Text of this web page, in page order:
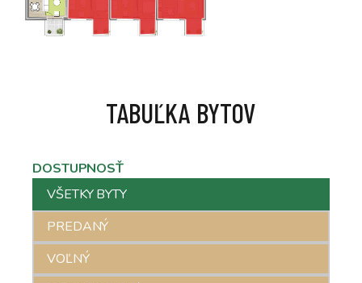
TABUĽKA BYTOV
DOSTUPNOSŤ
DOSTUPNOSŤ
VŠETKY BYTY
PREDANÝ
VOĽNÝ